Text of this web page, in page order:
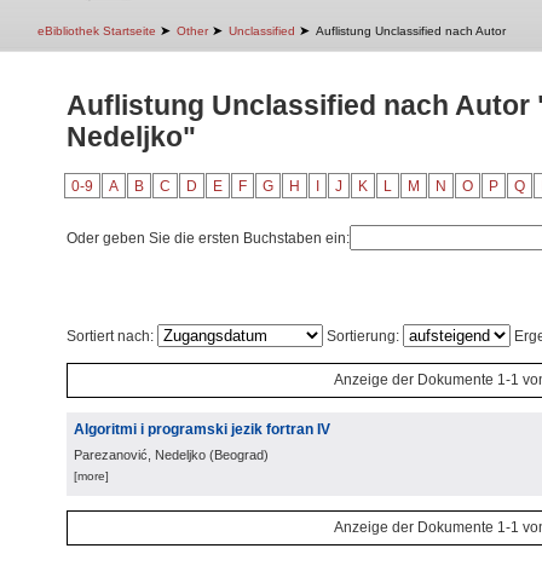
eBibliothek Startseite ➤ Other ➤ Unclassified ➤ Auflistung Unclassified nach Autor
Auflistung Unclassified nach Autor
Nedeljko"
0-9 A B C D E F G H J K L M N O P Q
Oder geben Sie die ersten Buchstaben ein:
Sortiert nach: Sortierung:
Anzeige der Dokumente 1-1
Algoritmi i programski jezik fortran IV
Parezanović, Nedeljko (Beograd)
[more]
Anzeige der Dokumente 1-1